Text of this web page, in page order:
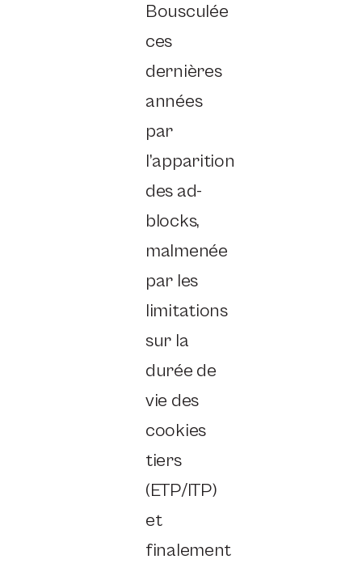
Bousculée
ces
dernières
années
par
l’apparition
des ad-
blocks,
malmenée
par les
limitations
sur la
durée de
vie des
cookies
tiers
(ETP/ITP)
et
finalement